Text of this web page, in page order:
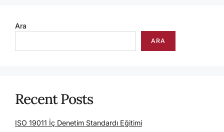
Ara
ARA
Recent Posts
ISO 19011 İç Denetim Standardı Eğitimi